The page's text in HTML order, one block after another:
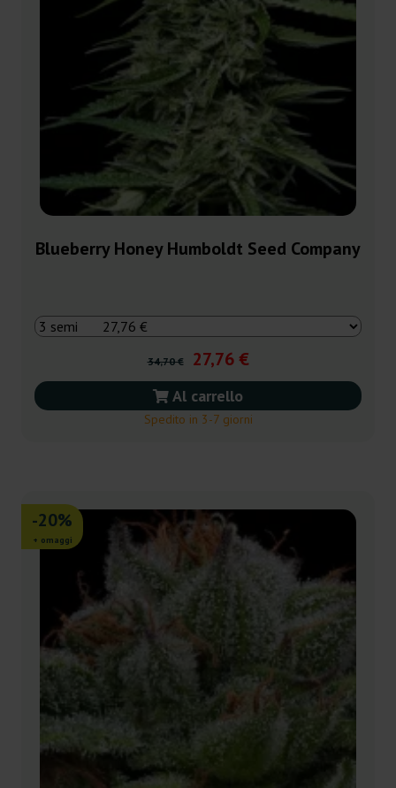
Blueberry Honey Humboldt Seed Company
34,70 € 27,76 €
Al carrello
Spedito in 3-7 giorni
-20%
+ omaggi